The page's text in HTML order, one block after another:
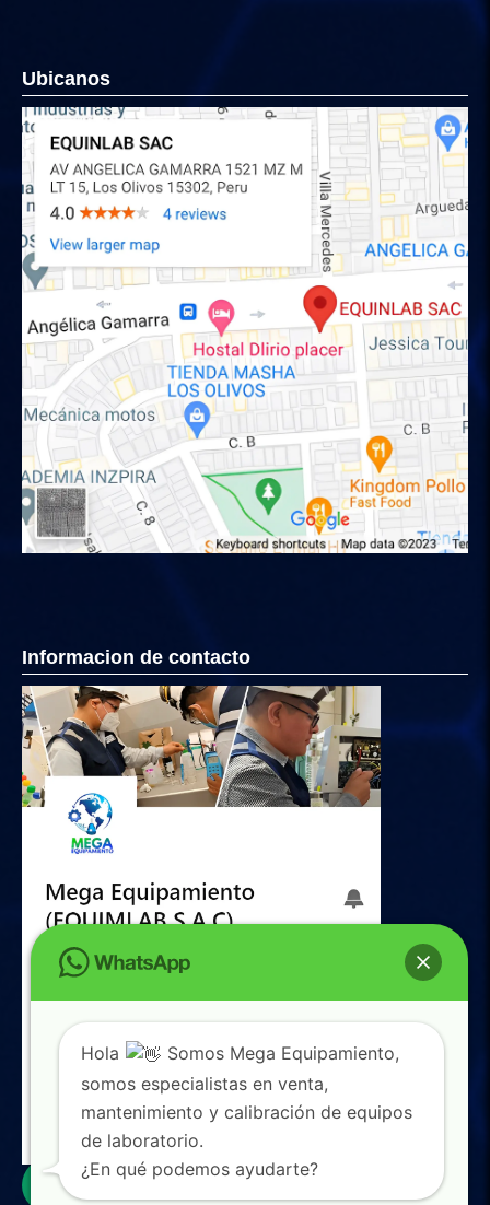
Ubicanos
Informacion de contacto
Hola
Somos Mega Equipamiento,
somos especialistas en venta,
mantenimiento y calibración de equipos
de laboratorio.
¿En qué podemos ayudarte?